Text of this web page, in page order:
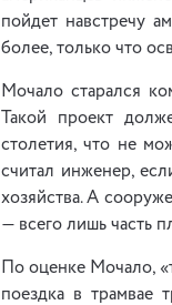
пойдет навстречу
более, только что
Мочало старался
Такой проект
столетия, что не
считал инженер,
хозяйства. А
— всего лишь часть
По оценке Мочало,
поездка в трамвае